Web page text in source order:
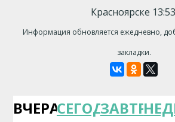
Красноярске
Информация обновляется ежедневно,
закладки.
ВЧЕРАСЕГОДНЯЗАВТРА